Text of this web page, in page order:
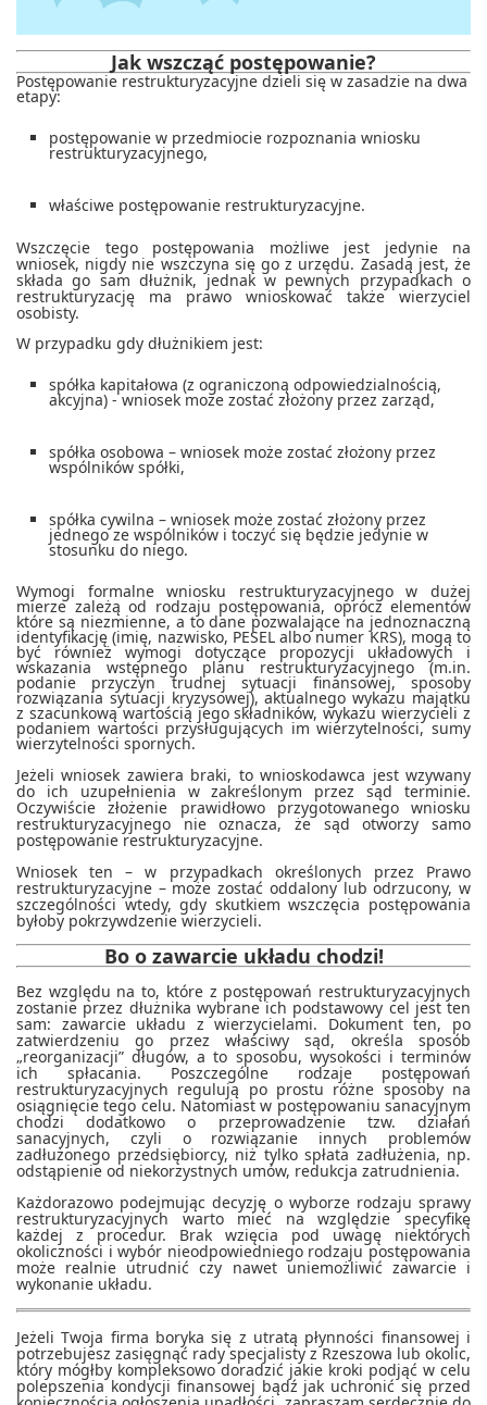
Jak wszcząć postępowanie?
Postępowanie restrukturyzacyjne dzieli się w zasadzie na dwa
etapy:
postępowanie w przedmiocie rozpoznania wniosku
restrukturyzacyjnego,
właściwe postępowanie restrukturyzacyjne.
Wszczęcie tego postępowania możliwe jest jedynie na
wniosek, nigdy nie wszczyna się go z urzędu. Zasadą jest, że
składa go sam dłużnik, jednak w pewnych przypadkach o
restrukturyzację ma prawo wnioskować także wierzyciel
osobisty.
W przypadku gdy dłużnikiem jest:
spółka kapitałowa (z ograniczoną odpowiedzialnością,
akcyjna) - wniosek może zostać złożony przez zarząd,
spółka osobowa – wniosek może zostać złożony przez
wspólników spółki,
spółka cywilna – wniosek może zostać złożony przez
jednego ze wspólników i toczyć się będzie jedynie w
stosunku do niego.
Wymogi formalne wniosku restrukturyzacyjnego w dużej
mierze zależą od rodzaju postępowania, oprócz elementów
które są niezmienne, a to dane pozwalające na jednoznaczną
identyfikację (imię, nazwisko, PESEL albo numer KRS), mogą to
być również wymogi dotyczące propozycji układowych i
wskazania wstępnego planu restrukturyzacyjnego (m.in.
podanie przyczyn trudnej sytuacji finansowej, sposoby
rozwiązania sytuacji kryzysowej), aktualnego wykazu majątku
z szacunkową wartością jego składników, wykazu wierzycieli z
podaniem wartości przysługujących im wierzytelności, sumy
wierzytelności spornych.
Jeżeli wniosek zawiera braki, to wnioskodawca jest wzywany
do ich uzupełnienia w zakreślonym przez sąd terminie.
Oczywiście złożenie prawidłowo przygotowanego wniosku
restrukturyzacyjnego nie oznacza, że sąd otworzy samo
postępowanie restrukturyzacyjne.
Wniosek ten – w przypadkach określonych przez Prawo
restrukturyzacyjne – może zostać oddalony lub odrzucony, w
szczególności wtedy, gdy skutkiem wszczęcia postępowania
byłoby pokrzywdzenie wierzycieli.
Bo o zawarcie układu chodzi!
Bez względu na to, które z postępowań restrukturyzacyjnych
zostanie przez dłużnika wybrane ich podstawowy cel jest ten
sam: zawarcie układu z wierzycielami. Dokument ten, po
zatwierdzeniu go przez właściwy sąd, określa sposób
„reorganizacji” długów, a to sposobu, wysokości i terminów
ich spłacania. Poszczególne rodzaje postępowań
restrukturyzacyjnych regulują po prostu różne sposoby na
osiągnięcie tego celu. Natomiast w postępowaniu sanacyjnym
chodzi dodatkowo o przeprowadzenie tzw. działań
sanacyjnych, czyli o rozwiązanie innych problemów
zadłużonego przedsiębiorcy, niż tylko spłata zadłużenia, np.
odstąpienie od niekorzystnych umów, redukcja zatrudnienia.
Każdorazowo podejmując decyzję o wyborze rodzaju sprawy
restrukturyzacyjnych warto mieć na względzie specyfikę
każdej z procedur. Brak wzięcia pod uwagę niektórych
okoliczności i wybór nieodpowiedniego rodzaju postępowania
może realnie utrudnić czy nawet uniemożliwić zawarcie i
wykonanie układu.
Jeżeli Twoja firma boryka się z utratą płynności finansowej i
potrzebujesz zasięgnąć rady specjalisty z Rzeszowa lub okolic,
który mógłby kompleksowo doradzić jakie kroki podjąć w celu
polepszenia kondycji finansowej bądź jak uchronić się przed